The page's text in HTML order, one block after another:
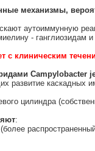
механизмы,
аутоиммунную
-
с клиническим
Campylobacter
развитие каскадных
цилиндра
: